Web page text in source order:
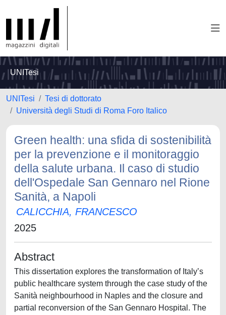
UNITesi
UNITesi
Tesi di dottorato
Università degli Studi di Roma Foro Italico
Green health: una sfida di sostenibilità
per la prevenzione e il monitoraggio
della salute urbana. Il caso di studio
dell'Ospedale San Gennaro nel Rione
Sanità, a Napoli
CALICCHIA, FRANCESCO
2025
Abstract
This dissertation explores the transformation of Italy’s
public healthcare system through the case study of the
Sanità neighbourhood in Naples and the closure and
partial reconversion of the San Gennaro Hospital. The